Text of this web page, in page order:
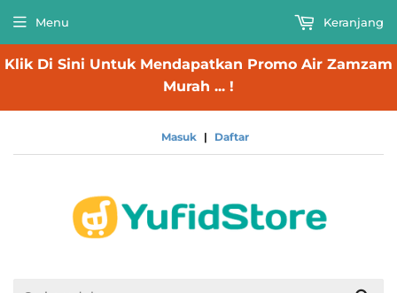
Klik Di Sini Untuk Mendapatkan Promo Air Zamzam
Murah ... !
Masuk | Daftar
Menu Keranjang